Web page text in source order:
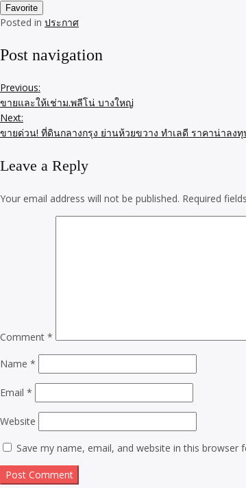
Favorite
Posted in ประกาศ
Post navigation
Previous:
ขายและให้เช่าม.พลีโน่ บางใหญ่
Next:
ขายด่วน! ที่ดินกลางกรุง ย่านห้วยขวาง ทำเลดี ราคาน่าลง
Leave a Reply
Your email address will not be published. Required
Comment *
Name *
Email *
Website
Save my name, email, and website in this